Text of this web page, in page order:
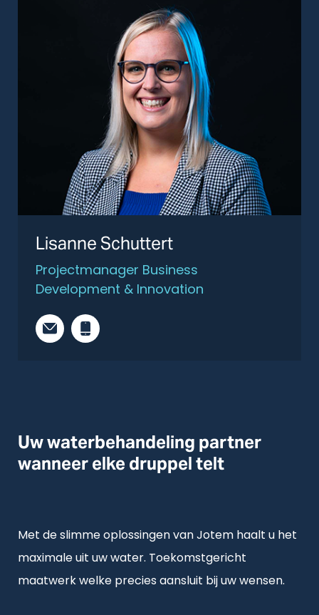
Lisanne Schuttert
Projectmanager Business
Development & Innovation
Uw waterbehandeling partner
wanneer elke druppel telt
Met de slimme oplossingen van Jotem haalt u het
maximale uit uw water. Toekomstgericht
maatwerk welke precies aansluit bij uw wensen.